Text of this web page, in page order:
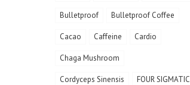
Bulletproof Bulletproof Coffee
Cacao Caffeine Cardio
Chaga Mushroom
Cordyceps Sinensis FOUR SIGMATIC